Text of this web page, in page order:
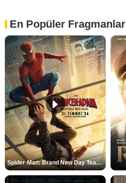
En Popüler Fragmanlar
Spider-Man: Brand New Day Teaser